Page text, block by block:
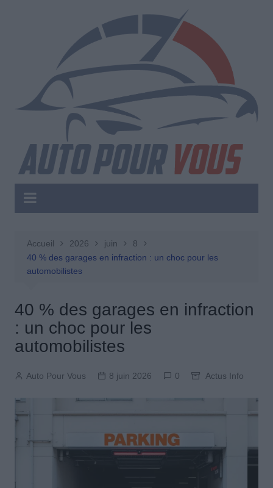
Accueil 2026 juin
8
40 % des garages en infraction : un choc pour les
automobilistes
40 % des garages en infraction
: un choc pour les
automobilistes
Auto Pour Vous 8 juin 2026 0 Actus Info